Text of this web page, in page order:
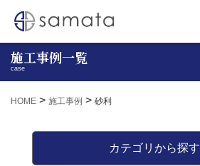
施工事例一覧
case
HOME > 施工事例 > 砂利
カテゴリから探す